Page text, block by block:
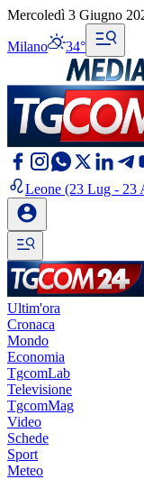
Mercoledì 3 Giugno
Milano 34°
Leone (23 Lug - 23
Ultim'ora
Cronaca
Mondo
Economia
TgcomLab
Televisione
TgcomMag
Video
Schede
Sport
Meteo